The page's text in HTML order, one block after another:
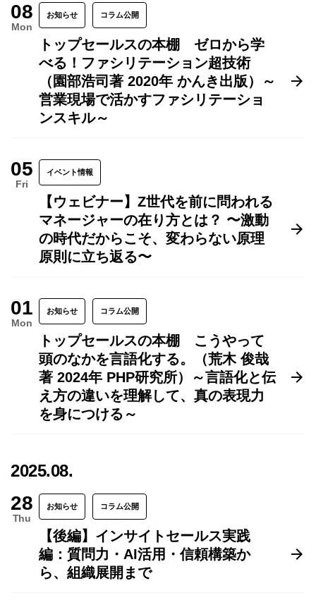
08
Mon
お知らせ コラム公開
トップセールスの本棚 ゼロから学
べる！ファシリテーション超技術
（園部浩司著 2020年 かんき出版）～
営業現場で活かすファシリテーショ
ンスキル～
05
Fri
イベント情報
【ウェビナー】Z世代を前に問われる
マネージャーの在り方とは？ 〜激動
の時代だからこそ、変わらない原理
原則に立ち返る〜
01
Mon
お知らせ コラム公開
トップセールスの本棚 こうやって
頭のなかを言語化する。（荒木 俊哉
著 2024年 PHP研究所）～言語化と伝
え方の違いを理解して、真の表現力
を身につける～
2025.08.
28
Thu
お知らせ コラム公開
【後編】インサイトセールス実践
編：質問力・AI活用・信頼構築か
ら、組織展開まで